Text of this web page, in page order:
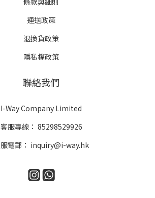
運送政策
退換貨政策
隱私權政策
聯絡我們
I-Way Company Limited
客服專線： 85298529926
電郵： inquiry@i-way.hk